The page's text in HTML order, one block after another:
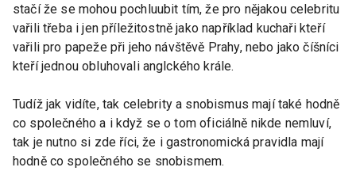
stačí že se mohou pochluubit tím, že pro nějakou celebritu
vařili třeba i jen příležitostně jako například kuchaři kteří
vařili pro papeže při jeho návštěvě Prahy, nebo jako číšníci
kteří jednou obluhovali anglckého krále.
Tudíž jak vidíte, tak celebrity a snobismus mají také hodně
co společného a i když se o tom oficiálně nikde nemluví,
tak je nutno si zde říci, že i gastronomická pravidla mají
hodně co společného se snobismem.